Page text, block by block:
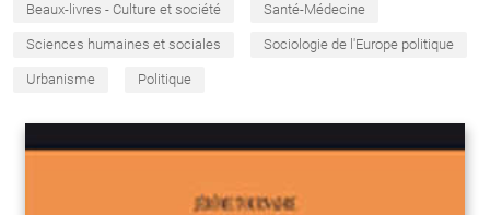
Beaux-livres - Culture et société Santé-Médecine
Sciences humaines et sociales Sociologie de l'Europe politique
Urbanisme Politique